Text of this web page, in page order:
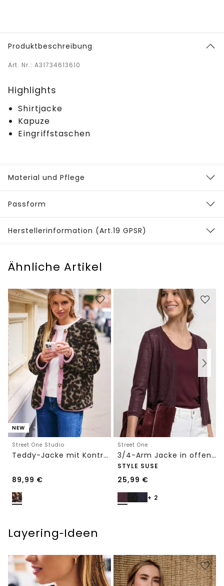
Produktbeschreibung
Art. Nr.: A31734613610
Highlights
Shirtjacke
Kapuze
Eingriffstaschen
Material und Pflege
Passform
Herstellerinformation (Art.19 GPSR)
Ähnliche Artikel
NEW
Street One Studio
Teddy-Jacke mit Kontrastdetail
89,99 €
Street One
3/4-Arm Jacke in offener Passform
STYLE SUSE
25,99 €
+ 2
Layering‑Ideen